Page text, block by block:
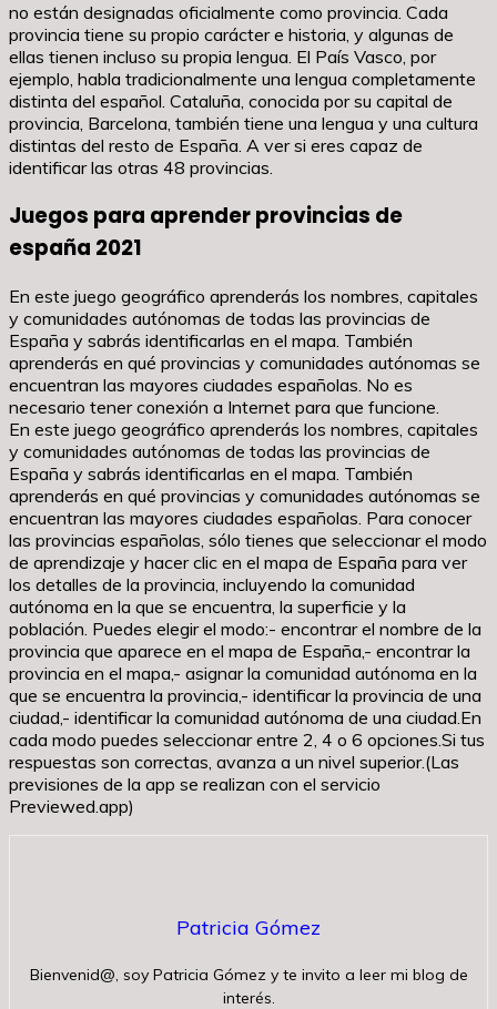
no están designadas oficialmente como provincia. Cada
provincia tiene su propio carácter e historia, y algunas de
ellas tienen incluso su propia lengua. El País Vasco, por
ejemplo, habla tradicionalmente una lengua completamente
distinta del español. Cataluña, conocida por su capital de
provincia, Barcelona, también tiene una lengua y una cultura
distintas del resto de España. A ver si eres capaz de
identificar las otras 48 provincias.
Juegos para aprender provincias de
españa 2021
En este juego geográfico aprenderás los nombres, capitales
y comunidades autónomas de todas las provincias de
España y sabrás identificarlas en el mapa. También
aprenderás en qué provincias y comunidades autónomas se
encuentran las mayores ciudades españolas. No es
necesario tener conexión a Internet para que funcione.
En este juego geográfico aprenderás los nombres, capitales
y comunidades autónomas de todas las provincias de
España y sabrás identificarlas en el mapa. También
aprenderás en qué provincias y comunidades autónomas se
encuentran las mayores ciudades españolas. Para conocer
las provincias españolas, sólo tienes que seleccionar el modo
de aprendizaje y hacer clic en el mapa de España para ver
los detalles de la provincia, incluyendo la comunidad
autónoma en la que se encuentra, la superficie y la
población. Puedes elegir el modo:- encontrar el nombre de la
provincia que aparece en el mapa de España,- encontrar la
provincia en el mapa,- asignar la comunidad autónoma en la
que se encuentra la provincia,- identificar la provincia de una
ciudad,- identificar la comunidad autónoma de una ciudad.En
cada modo puedes seleccionar entre 2, 4 o 6 opciones.Si tus
respuestas son correctas, avanza a un nivel superior.(Las
previsiones de la app se realizan con el servicio
Previewed.app)
Patricia Gómez
Bienvenid@, soy Patricia Gómez y te invito a leer mi blog de
interés.